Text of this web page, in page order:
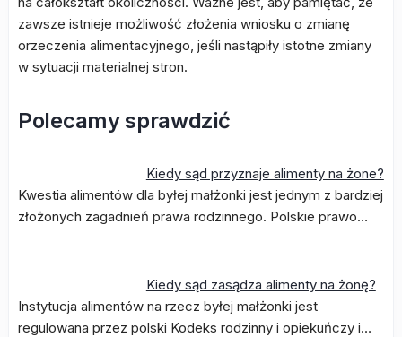
zawsze istnieje możliwość złożenia wniosku o zmianę
orzeczenia alimentacyjnego, jeśli nastąpiły istotne zmiany
w sytuacji materialnej stron.
Polecamy sprawdzić
Kiedy sąd przyznaje alimenty na żone?
Kwestia alimentów dla byłej małżonki jest jednym z bardziej
złożonych zagadnień prawa rodzinnego. Polskie prawo…
Kiedy sąd zasądza alimenty na żonę?
Instytucja alimentów na rzecz byłej małżonki jest
regulowana przez polski Kodeks rodzinny i opiekuńczy i…